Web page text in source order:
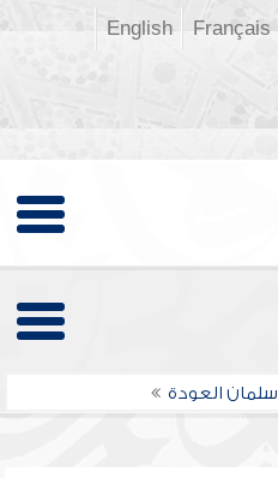
Français
English
سلمان العودة